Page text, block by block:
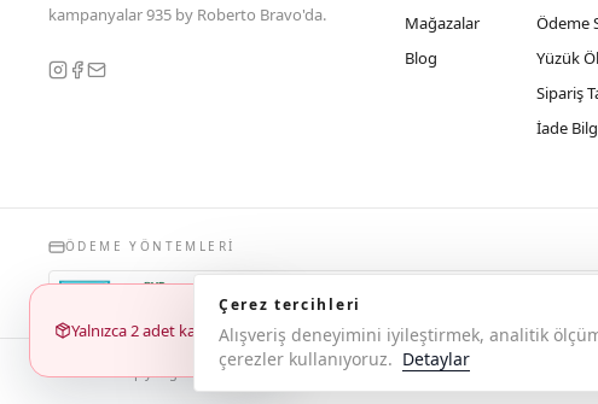
Yalnızca 2 adet kaldı
kampanyalar 935 by Roberto Bravo'da.
Mağazalar
Blog
Ödeme
Yüzük
Sipariş
İade
ÖDEME YÖNTEMLERI
© 2026 Copyright 935 by Roberto Bravo
Çerez tercihleri
Alışveriş deneyimini iyileştirmek, analitik
çerezler kullanıyoruz. Detaylar